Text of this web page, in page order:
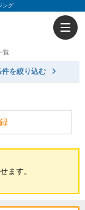
ング
覧
件を絞り込む
ます。